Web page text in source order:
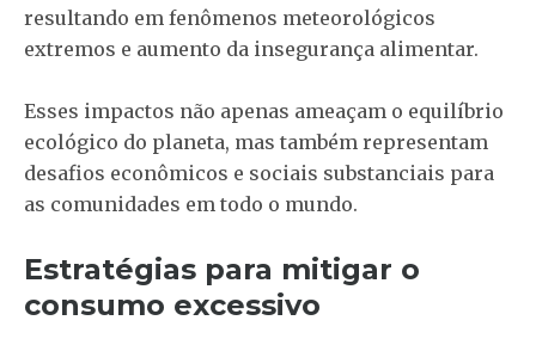
resultando em fenômenos meteorológicos
extremos e aumento da insegurança alimentar.
Esses impactos não apenas ameaçam o equilíbrio
ecológico do planeta, mas também representam
desafios econômicos e sociais substanciais para
as comunidades em todo o mundo.
Estratégias para mitigar o
consumo excessivo